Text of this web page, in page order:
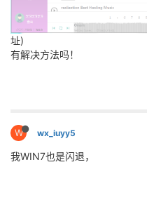
址)
有解决方法吗！
W wx_iuyy5
我WIN7也是闪退，